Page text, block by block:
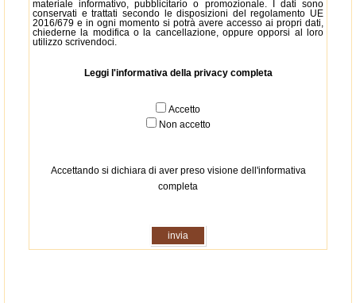
materiale informativo, pubblicitario o promozionale. I dati sono
conservati e trattati secondo le disposizioni del regolamento UE
2016/679 e in ogni momento si potrà avere accesso ai propri dati,
chiederne la modifica o la cancellazione, oppure opporsi al loro
utilizzo scrivendoci.
Leggi l'informativa della privacy completa
Accetto
Non accetto
Accettando si dichiara di aver preso visione dell'informativa
completa